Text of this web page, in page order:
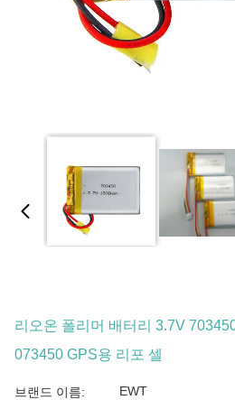
리오온 폴리머 배터리 3.7V
073450 GPS용 리포 셀
브랜드 이름: EWT